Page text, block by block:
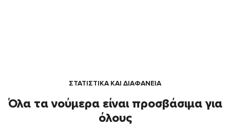
ΣΤΑΤΙΣΤΙΚΑ ΚΑΙ ΔΙΑΦΑΝΕΙΑ
Όλα τα νούμερα είναι προσβάσιμα για
όλους